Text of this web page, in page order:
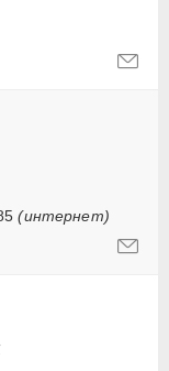
(интернет)